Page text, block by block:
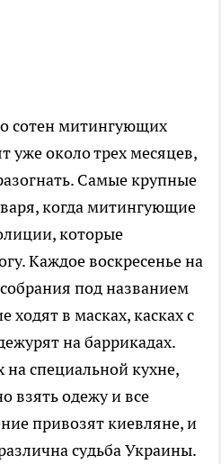
сотен митингующих
уже около трех месяцев,
Самые крупные
когда митингующие
которые
Каждое воскресенье на
под названием
ходят в масках, касках с
на баррикадах.
специальной кухне,
взять одежу и все
привозят киевляне, и
судьба Украины.